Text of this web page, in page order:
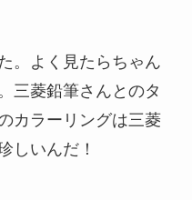
。よく見たらちゃん
三菱鉛筆さんとのタ
カラーリングは三菱
しいんだ！